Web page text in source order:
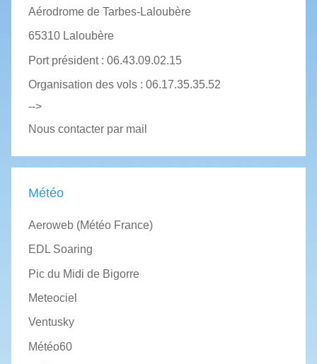
Aérodrome de Tarbes-Laloubère
65310 Laloubère
Port président : 06.43.09.02.15
Organisation des vols : 06.17.35.35.52
-->
Nous contacter par mail
Météo
Aeroweb (Météo France)
EDL Soaring
Pic du Midi de Bigorre
Meteociel
Ventusky
Météo60